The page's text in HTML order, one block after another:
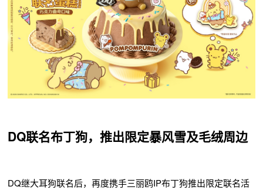
DQ联名布丁狗，推出限定暴风雪及毛绒周边
DQ继大耳狗联名后，再度携手三丽鸥IP布丁狗推出限定联名活